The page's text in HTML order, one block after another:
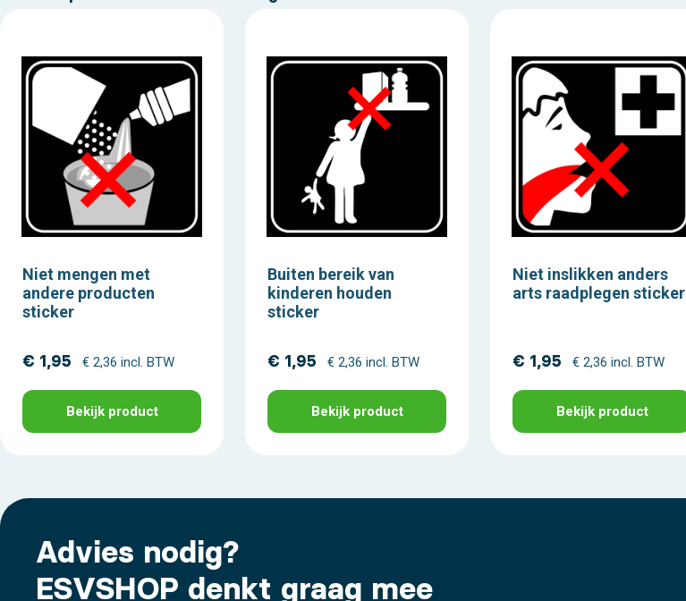
Niet mengen met
andere producten
sticker
€ 1,95 € 2,36 incl. BTW
Bekijk product
Buiten bereik van
kinderen houden
sticker
€ 1,95 € 2,36 incl. BTW
Bekijk product
Niet inslikken anders
arts raadplegen sticker
€ 1,95 € 2,36 incl. BTW
Bekijk product
Advies nodig?
ESVSHOP denkt graag mee